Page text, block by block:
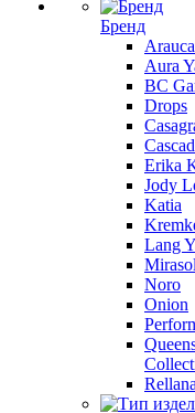
Бренд
Aura
BC
Drops
Erika
Jody
Katia
Lang
Mirasol
Noro
Onion
Rellana